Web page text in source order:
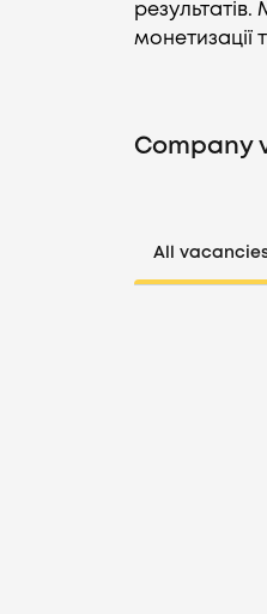
результатів.
монетизації
Company
All